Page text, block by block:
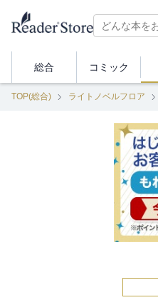
総合 コミック
TOP(総合) ライトノベルフロア